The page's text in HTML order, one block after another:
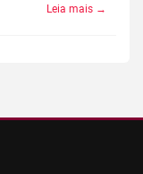
Leia mais →